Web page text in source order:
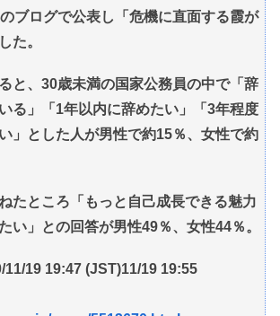
ブログで公表し「危機に直面する霞が
た。
と、30歳未満の国家公務員の中で「辞
る」「1年以内に辞めたい」「3年程度
」とした人が男性で約15％、女性で約
たところ「もっと自己成長できる魅力
い」との回答が男性49％、女性44％。
19 19:47 (JST)11/19 19:55